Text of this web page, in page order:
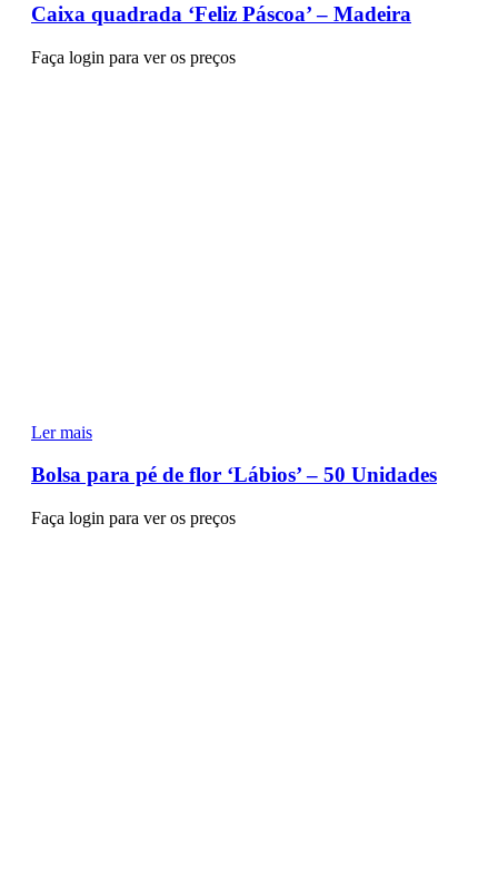
Caixa quadrada ‘Feliz Páscoa’ – Madeira
Faça login para ver os preços
Ler mais
Bolsa para pé de flor ‘Lábios’ – 50 Unidades
Faça login para ver os preços